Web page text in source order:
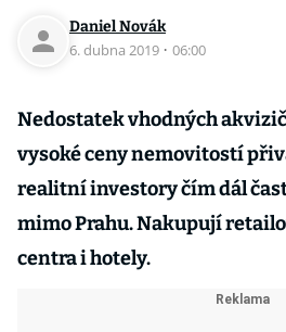
Daniel Novák
6. dubna 2019 · 06:00
Nedostatek vhodných
vysoké ceny nemovitostí
realitní investory čím dál
mimo Prahu. Nakupují
centra i hotely.